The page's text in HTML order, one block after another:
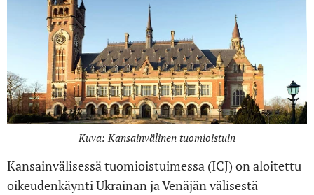
Kuva: Kansainvälinen tuomioistuin
Kansainvälisessä tuomioistuimessa (ICJ) on aloitettu
oikeudenkäynti Ukrainan ja Venäjän välisestä